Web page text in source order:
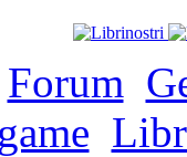
Forum